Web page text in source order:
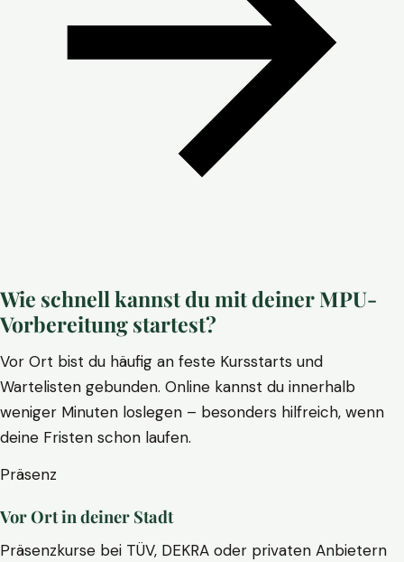
Wie schnell kannst du mit deiner MPU-
Vorbereitung startest?
Vor Ort bist du häufig an feste Kursstarts und
Wartelisten gebunden. Online kannst du innerhalb
weniger Minuten loslegen – besonders hilfreich, wenn
deine Fristen schon laufen.
Präsenz
Vor Ort in deiner Stadt
Präsenzkurse bei TÜV, DEKRA oder privaten Anbietern